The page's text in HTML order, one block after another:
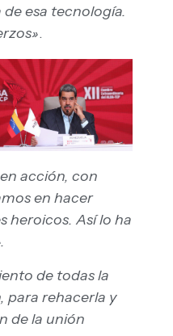
esa tecnología.
.
acción, con
en hacer
heroicos. Así lo ha
de todas la
para rehacerla y
de la unión